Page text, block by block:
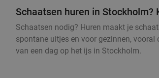
Schaatsen huren in
Schaatsen nodig? Huren maakt je
spontane uitjes en voor gezinnen,
van een dag op het ijs in Stockholm.